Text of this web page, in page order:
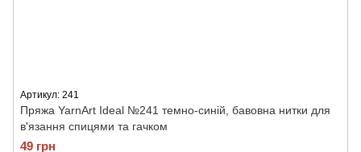
Артикул: 241
Пряжа YarnArt Ideal №241 темно-синій, бавовна нитки для
в'язання спицями та гачком
49 грн